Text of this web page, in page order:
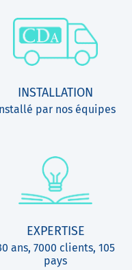
INSTALLATION
par nos équipes
EXPERTISE
ans, 7000 clients, 105
pays